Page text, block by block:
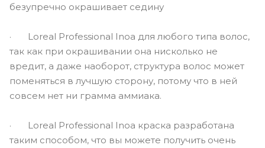
безупречно окрашивает седину
· Loreal Professional Inoa для любого типа волос,
так как при окрашивании она нисколько не
вредит, а даже наоборот, структура волос может
поменяться в лучшую сторону, потому что в ней
совсем нет ни грамма аммиака.
· Loreal Professional Inoa краска разработана
таким способом, что вы можете получить очень